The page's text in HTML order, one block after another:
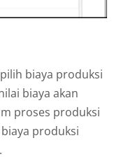
pilih biaya produksi
biaya akan
proses produksi
produksi